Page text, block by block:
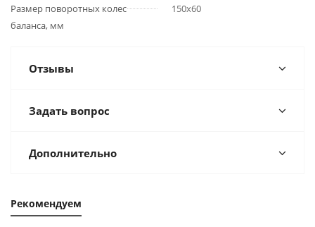
Размер поворотных колес
баланса, мм
150х60
Отзывы
Задать вопрос
Дополнительно
Рекомендуем